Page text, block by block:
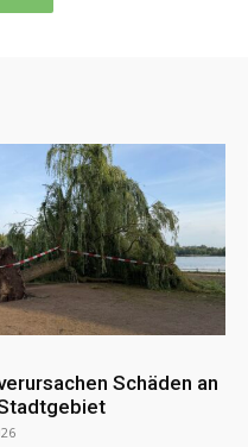
Schäden an